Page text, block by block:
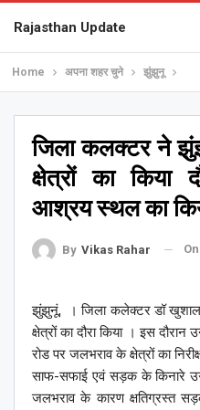
Rajasthan Update
Home अपना शहर चुने झुंझुनू
जिला कलक्टर ने
क्षेत्रों का किया
आश्रय स्थल का
By Vikas Rahar On
झुंझुनूं, । जिला कलेक्टर डॉ खुशाल
क्षेत्रों का दौरा किया । इस
रोड पर जलभराव के क्षेत्रों का
साफ-सफाई एवं सड़क के किनारे
जलभराव के कारण क्षतिग्रस्त